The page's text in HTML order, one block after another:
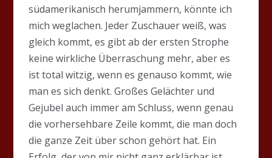
südamerikanisch herumjammern, könnte ich
mich weglachen. Jeder Zuschauer weiß, was
gleich kommt, es gibt ab der ersten Strophe
keine wirkliche Überraschung mehr, aber es
ist total witzig, wenn es genauso kommt, wie
man es sich denkt. Großes Gelächter und
Gejubel auch immer am Schluss, wenn genau
die vorhersehbare Zeile kommt, die man doch
die ganze Zeit über schon gehört hat. Ein